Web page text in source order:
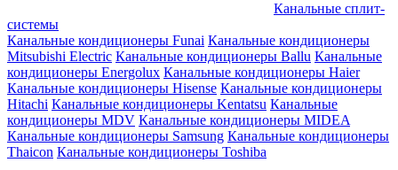
Канальные сплит-
системы
Канальные кондиционеры Funai Канальные кондиционеры
Mitsubishi Electric Канальные кондиционеры Ballu Канальные
кондиционеры Energolux Канальные кондиционеры Haier
Канальные кондиционеры Hisense Канальные кондиционеры
Hitachi Канальные кондиционеры Kentatsu Канальные
кондиционеры MDV Канальные кондиционеры MIDEA
Канальные кондиционеры Samsung Канальные кондиционеры
Thaicon Канальные кондиционеры Toshiba